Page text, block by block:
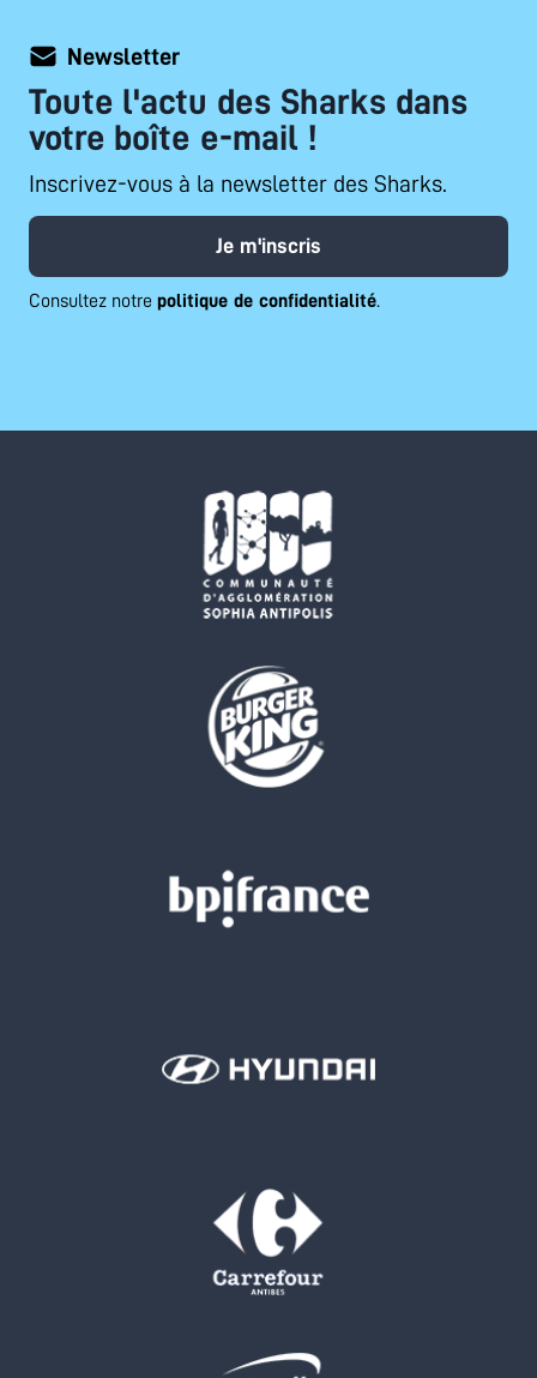
Newsletter
Toute l'actu des Sharks dans
votre boîte e-mail !
Inscrivez-vous à la newsletter des Sharks.
Je m'inscris
Consultez notre politique de confidentialité.